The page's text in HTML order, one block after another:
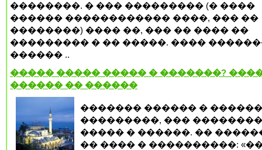
��������. � ��� ��������� (� ����
������ ������������ ����, ��� ��
��������) ���� ��, ��� �� ���� ��
��������� � �� �����. ����
������ ..
����� ����� ����� � �������?
������ �� ������
������� ������ � ������
���������, ���
����� � ������. ��
�� ���� � ����������: